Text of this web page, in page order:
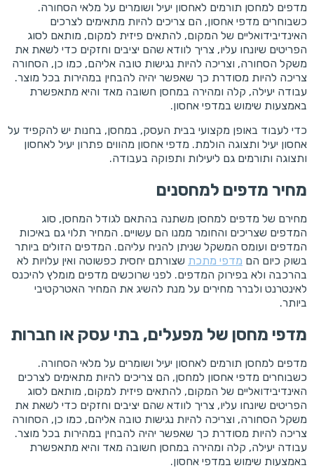
מדפים למחסן תורמים לאחסון יעיל ושומרים על מלאי הסחורה.
כשבוחרים מדפי אחסון, הם צריכים להיות מתאימים לצרכים
האינדיבידואליים של המקום, להתאים פיזית למקום, מותאם לסוג
הפריטים שיונחו עליו, צריך לוודא שהם יציבים וחזקים כדי לשאת את
משקל הסחורה, וצריכה להיות נגישות טובה אליהם, כמו כן, הסחורה
צריכה להיות מסודרת כך שאפשר יהיה להבחין במהירות בכל מוצר.
עבודה יעילה, קלה ומהירה במחסן חשובה מאד והיא מתאפשרת
באמצעות שימוש במדפי אחסון.
כדי לעבוד באופן מקצועי בבית העסק, במחסן, בחנות יש להקפיד על
אחסון יעיל ותצוגה הולמת. מדפי אחסון מהווים פתרון יעיל לאחסון
ותצוגה ותורמים גם ליעילות ותפוקה בעבודה.
מחיר מדפים למחסנים
מחירם של מדפים למחסן משתנה בהתאם לגודל המחסן, סוג
המדפים שצריכים והחומר ממנו הם עשויים. המחיר תלוי גם באיכות
המדפים ועומס המשקל שניתן להניח עליהם. המדפים הזולים ביותר
בשוק כיום הם מדפי מתכת שצורתם יחסית כפשוטה ואין עלויות לא
בהרכבה ולא בפירוק המדפים. לפני שרוכשים מדפים מומלץ להיכנס
לאינטרנט ולברר מחירים על מנת להשיג את המחיר האטרקטיבי
ביותר.
מדפי מחסן של מפעלים, בתי עסק או חברות
מדפים למחסן תורמים לאחסון יעיל ושומרים על מלאי הסחורה.
כשבוחרים מדפי אחסון למחסן, הם צריכים להיות מתאימים לצרכים
האינדיבידואליים של המקום, להתאים פיזית למקום, מותאם לסוג
הפריטים שיונחו עליו, צריך לוודא שהם יציבים וחזקים כדי לשאת את
משקל הסחורה, וצריכה להיות נגישות טובה אליהם, כמו כן, הסחורה
צריכה להיות מסודרת כך שאפשר יהיה להבחין במהירות בכל מוצר.
עבודה יעילה, קלה ומהירה במחסן חשובה מאד והיא מתאפשרת
באמצעות שימוש במדפי אחסון.